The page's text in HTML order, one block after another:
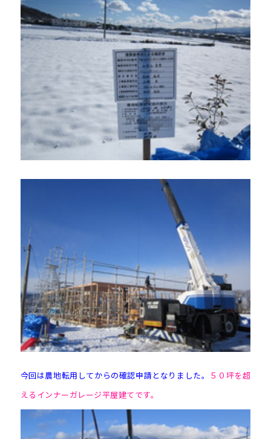
今回は農地転用してからの確認申請となりました。 ５０坪を超
えるインナーガレージ平屋建てです。